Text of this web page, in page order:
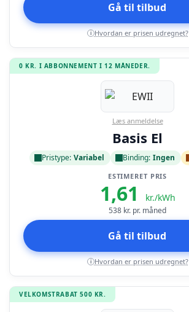
Gå til tilbud
i Hvordan er prisen udregnet?
0 KR. I ABBONNEMENT I 12 MÅNEDER.
Læs anmeldelse
Basis El
Pristype: Variabel Binding: Ingen
ESTIMERET PRIS
1,61 kr./kWh
538 kr. pr. måned
Gå til tilbud
i Hvordan er prisen udregnet?
VELKOMSTRABAT 500 KR.